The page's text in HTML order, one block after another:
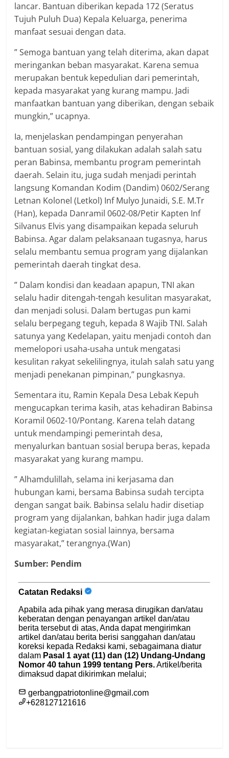
lancar. Bantuan diberikan kepada 172 (Seratus
Tujuh Puluh Dua) Kepala Keluarga, penerima
manfaat sesuai dengan data.
” Semoga bantuan yang telah diterima, akan dapat
meringankan beban masyarakat. Karena semua
merupakan bentuk kepedulian dari pemerintah,
kepada masyarakat yang kurang mampu. Jadi
manfaatkan bantuan yang diberikan, dengan sebaik
mungkin,” ucapnya.
Ia, menjelaskan pendampingan penyerahan
bantuan sosial, yang dilakukan adalah salah satu
peran Babinsa, membantu program pemerintah
daerah. Selain itu, juga sudah menjadi perintah
langsung Komandan Kodim (Dandim) 0602/Serang
Letnan Kolonel (Letkol) Inf Mulyo Junaidi, S.E. M.Tr
(Han), kepada Danramil 0602-08/Petir Kapten Inf
Silvanus Elvis yang disampaikan kepada seluruh
Babinsa. Agar dalam pelaksanaan tugasnya, harus
selalu membantu semua program yang dijalankan
pemerintah daerah tingkat desa.
” Dalam kondisi dan keadaan apapun, TNI akan
selalu hadir ditengah-tengah kesulitan masyarakat,
dan menjadi solusi. Dalam bertugas pun kami
selalu berpegang teguh, kepada 8 Wajib TNI. Salah
satunya yang Kedelapan, yaitu menjadi contoh dan
memelopori usaha-usaha untuk mengatasi
kesulitan rakyat sekelilingnya, itulah salah satu yang
menjadi penekanan pimpinan,” pungkasnya.
Sementara itu, Ramin Kepala Desa Lebak Kepuh
mengucapkan terima kasih, atas kehadiran Babinsa
Koramil 0602-10/Pontang. Karena telah datang
untuk mendampingi pemerintah desa,
menyalurkan bantuan sosial berupa beras, kepada
masyarakat yang kurang mampu.
” Alhamdulillah, selama ini kerjasama dan
hubungan kami, bersama Babinsa sudah tercipta
dengan sangat baik. Babinsa selalu hadir disetiap
program yang dijalankan, bahkan hadir juga dalam
kegiatan-kegiatan sosial lainnya, bersama
masyarakat,” terangnya.(Wan)
Sumber: Pendim